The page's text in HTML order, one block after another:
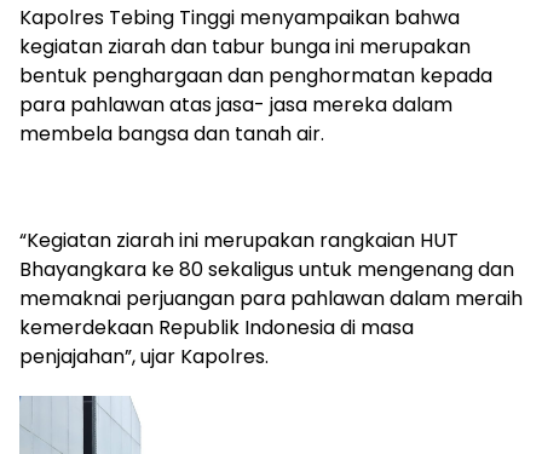
Kapolres Tebing Tinggi menyampaikan bahwa
kegiatan ziarah dan tabur bunga ini merupakan
bentuk penghargaan dan penghormatan kepada
para pahlawan atas jasa- jasa mereka dalam
membela bangsa dan tanah air.
“Kegiatan ziarah ini merupakan rangkaian HUT
Bhayangkara ke 80 sekaligus untuk mengenang dan
memaknai perjuangan para pahlawan dalam meraih
kemerdekaan Republik Indonesia di masa
penjajahan”, ujar Kapolres.